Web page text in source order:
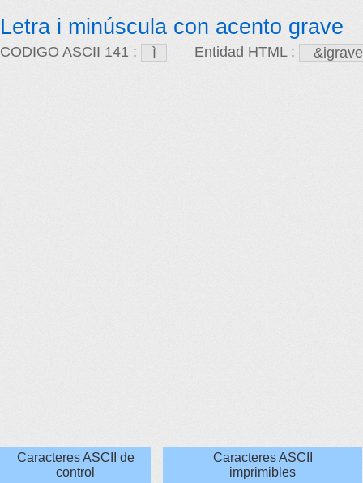
Letra i minúscula con acento grave
CODIGO ASCII 141 : Entidad HTML :
Caracteres ASCII de
control
Caracteres ASCII
imprimibles